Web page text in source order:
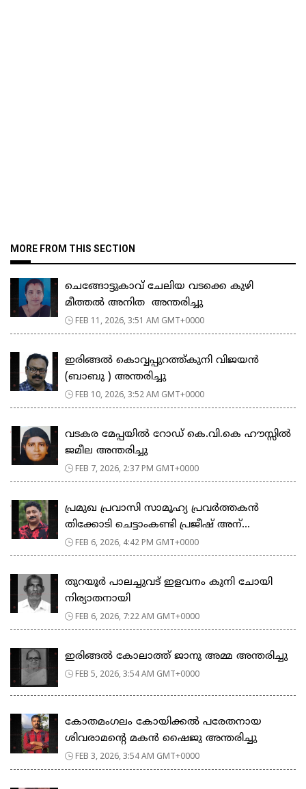
MORE FROM THIS SECTION
ചെങ്ങോട്ടുകാവ് ചേലിയ വടക്കെ കുഴി
മീത്തൽ അനിത അന്തരിച്ചു
FEB 11, 2026, 3:51 AM GMT+0000
ഇരിങ്ങൽ കൊവ്വപ്പുറത്ത്കുനി വിജയൻ
(ബാബു ) അന്തരിച്ചു
FEB 10, 2026, 3:52 AM GMT+0000
വടകര മേപ്പയിൽ റോഡ് കെ.വി.കെ ഹൗസ്സിൽ
ജമീല അന്തരിച്ചു
FEB 7, 2026, 2:37 PM GMT+0000
പ്രമുഖ പ്രവാസി സാമൂഹ്യ പ്രവർത്തകൻ
തിക്കോടി ചെട്ടാംകണ്ടി പ്രജീഷ് അന്...
FEB 6, 2026, 4:42 PM GMT+0000
തുറയൂർ പാലച്ചുവട് ഇളവനം കുനി ചോയി
നിര്യാതനായി
FEB 6, 2026, 7:22 AM GMT+0000
ഇരിങ്ങൽ കോലാത്ത് ജാനു അമ്മ അന്തരിച്ചു
FEB 5, 2026, 3:54 AM GMT+0000
കോതമംഗലം കോയിക്കൽ പരേതനായ
ശിവരാമൻ്റെ മകൻ ഷൈജു അന്തരിച്ചു
FEB 3, 2026, 3:54 AM GMT+0000